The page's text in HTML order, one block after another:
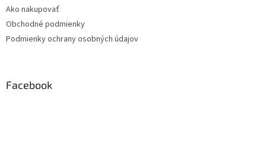
Ako nakupovať
Obchodné podmienky
Podmienky ochrany osobných údajov
Facebook